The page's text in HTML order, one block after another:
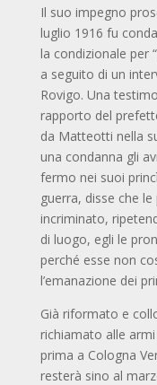
Il suo impegno
luglio 1916 fu
la condizionale per
a seguito di un
Rovigo. Una
rapporto del
da Matteotti nella
una condanna gli
fermo nei suoi
guerra, disse che
incriminato,
di luogo, egli le
perché esse non
l’emanazione dei
Già riformato e
richiamato alle
prima a Cologna
resterà sino al